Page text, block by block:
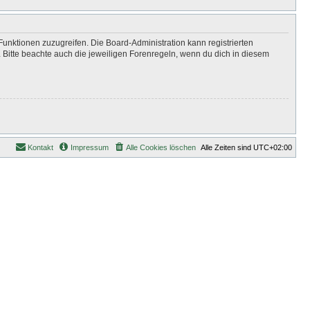
zuzugreifen. Die Board-Administration kann registrierten
beachte auch die jeweiligen Forenregeln, wenn du dich in diesem
Alle Zeiten sind UTC+02:00
Alle Cookies löschen
Impressum
Kontakt